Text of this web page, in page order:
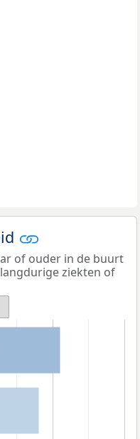
of ouder in de buurt
ziekten of